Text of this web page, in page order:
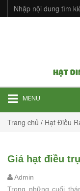
MENU
Trang chủ / Hạt Điều
Giá hạt điều
Admin
Trong những cuối